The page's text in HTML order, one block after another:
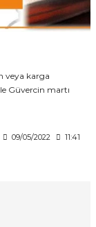
veya karga
Güvercin martı
09/05/2022 11:41